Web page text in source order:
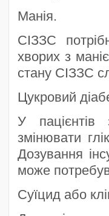
Манія.
СІЗЗС
хворих з
стану СІЗЗС
Цукровий
У
змінювати
Дозування
може
Суїцид або